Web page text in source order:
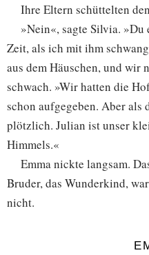
Ihre Eltern schüttelten
»Nein«, sagte Silvia.
Zeit, als ich mit ihm
aus dem Häuschen, und wir
schwach. »Wir hatten die
schon aufgegeben. Aber als
plötzlich. Julian ist unser
Himmels.«
Emma nickte langsam.
Bruder, das Wunderkind,
nicht.